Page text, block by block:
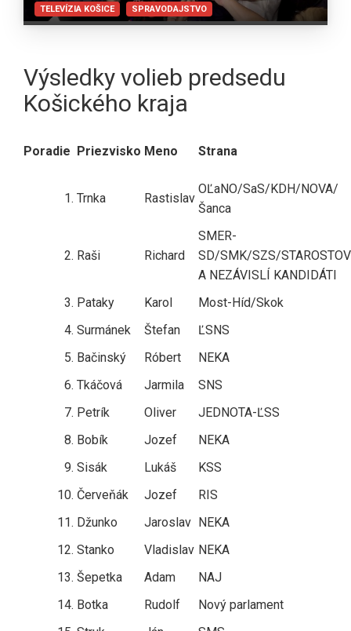
TELEVÍZIA KOŠICE SPRAVODAJSTVO
Výsledky volieb predsedu
Košického kraja
Poradie Priezvisko Meno Strana
1. Trnka Rastislav
OĽaNO/SaS/KDH/NOVA/
Šanca
2. Raši Richard
SMER-
SD/SMK/SZS/
A NEZÁVISLÍ KANDIDÁTI
3. Pataky Karol
Most-Híd/Skok
4. Surmánek Štefan
ĽSNS
5. Bačinský Róbert
NEKA
6. Tkáčová Jarmila
SNS
7. Petrík Oliver
JEDNOTA-ĽSS
8. Bobík Jozef
NEKA
9. Sisák Lukáš
KSS
10. Červeňák Jozef
RIS
11. Džunko Jaroslav NEKA
12. Stanko Vladislav NEKA
13. Šepetka Adam
NAJ
14. Botka Rudolf
Nový parlament